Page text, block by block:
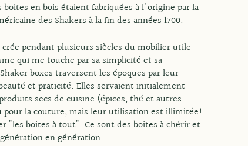
boites en bois étaient fabriquées à l'origine par la
des Shakers à la fin des années 1700.
crée pendant plusieurs siècles du mobilier utile
qui me touche par sa simplicité et sa
boxes traversent les époques par leur
et praticité. Elles servaient initialement
secs de cuisine (épices, thé et autres
pour la couture, mais leur utilisation est illimitée!
"les boites à tout". Ce sont des boites à chérir et
en génération.